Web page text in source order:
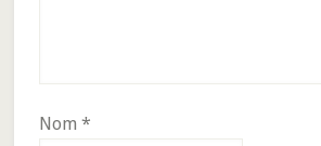
Nom *